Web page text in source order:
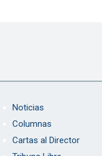
Noticias
Columnas
Cartas al Director